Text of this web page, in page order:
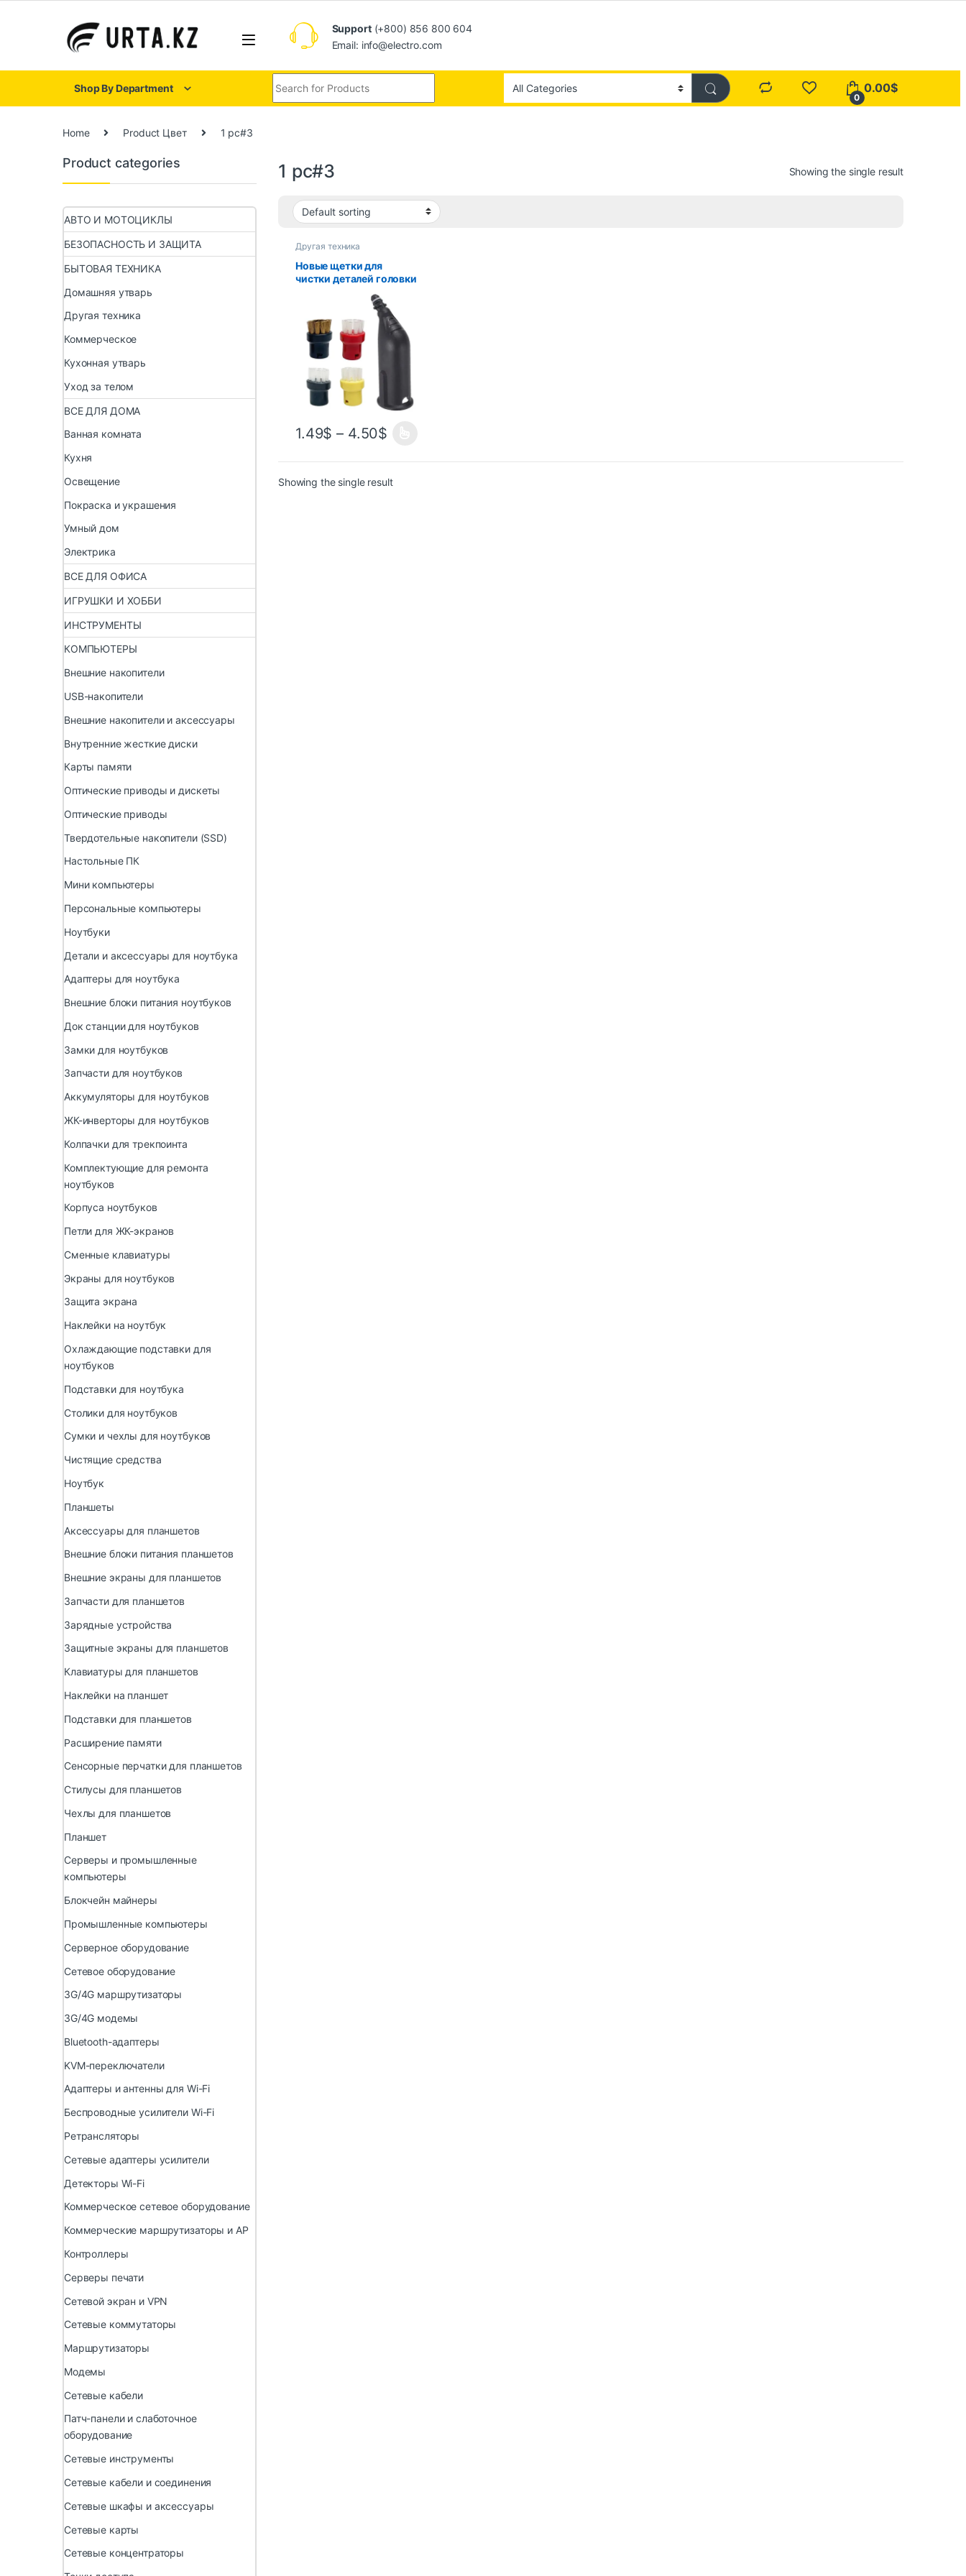
Support(+800) 856 800 604
Email: info@electro.com
Shop By Department
0
0.00$
Home Product Цвет 1 pc#3
1 pc#3 Showing the single result
Другая техника
Новые щетки для
чистки деталей головки
парового пылесоса
Karcher SC1 SC2 SC3
SC4 SC5 SC7 CTK10
CTK20 Мощная щетка
для чистки насадки
1.49$ – 4.50$
Showing the single result
Product categories
АВТО И МОТОЦИКЛЫ
БЕЗОПАСНОСТЬ И ЗАЩИТА
БЫТОВАЯ ТЕХНИКА
Домашняя утварь
Другая техника
Коммерческое
Кухонная утварь
Уход за телом
ВСЕ ДЛЯ ДОМА
Ванная комната
Кухня
Освещение
Покраска и украшения
Умный дом
Электрика
ВСЕ ДЛЯ ОФИСА
ИГРУШКИ И ХОББИ
ИНСТРУМЕНТЫ
КОМПЬЮТЕРЫ
Внешние накопители
USB-накопители
Внешние накопители и аксессуары
Внутренние жесткие диски
Карты памяти
Оптические приводы и дискеты
Оптические приводы
Твердотельные накопители (SSD)
Настольные ПК
Мини компьютеры
Персональные компьютеры
Ноутбуки
Детали и аксессуары для ноутбука
Адаптеры для ноутбука
Внешние блоки питания ноутбуков
Док станции для ноутбуков
Замки для ноутбуков
Запчасти для ноутбуков
Аккумуляторы для ноутбуков
ЖК-инверторы для ноутбуков
Колпачки для трекпоинта
Комплектующие для ремонта
ноутбуков
Корпуса ноутбуков
Петли для ЖК-экранов
Сменные клавиатуры
Экраны для ноутбуков
Защита экрана
Наклейки на ноутбук
Охлаждающие подставки для
ноутбуков
Подставки для ноутбука
Столики для ноутбуков
Сумки и чехлы для ноутбуков
Чистящие средства
Ноутбук
Планшеты
Аксессуары для планшетов
Внешние блоки питания планшетов
Внешние экраны для планшетов
Запчасти для планшетов
Зарядные устройства
Защитные экраны для планшетов
Клавиатуры для планшетов
Наклейки на планшет
Подставки для планшетов
Расширение памяти
Сенсорные перчатки для планшетов
Стилусы для планшетов
Чехлы для планшетов
Планшет
Серверы и промышленные
компьютеры
Блокчейн майнеры
Промышленные компьютеры
Серверное оборудование
Сетевое оборудование
3G/4G маршрутизаторы
3G/4G модемы
Bluetooth-адаптеры
KVM-переключатели
Адаптеры и антенны для Wi-Fi
Беспроводные усилители Wi-Fi
Ретрансляторы
Сетевые адаптеры усилители
Детекторы Wi-Fi
Коммерческое сетевое оборудование
Коммерческие маршрутизаторы и AP
Контроллеры
Серверы печати
Сетевой экран и VPN
Сетевые коммутаторы
Маршрутизаторы
Модемы
Сетевые кабели
Патч-панели и слаботочное
оборудование
Сетевые инструменты
Сетевые кабели и соединения
Сетевые шкафы и аксессуары
Сетевые карты
Сетевые концентраторы